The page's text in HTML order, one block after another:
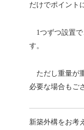
だけでポイント
1つずつ設置で
す。
ただし重量が
必要な場合もご
新築外構をお考